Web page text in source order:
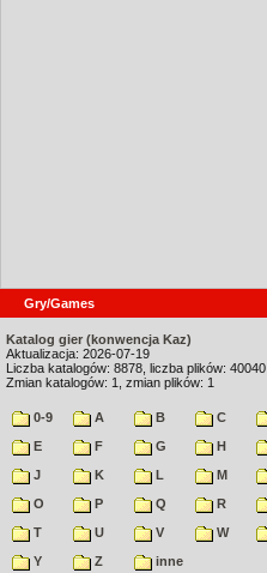
Gry/Games
Katalog gier (konwencja Kaz)
Aktualizacja: 2026-07-19
Liczba katalogów: 8878, liczba plików: 40040
Zmian katalogów: 1, zmian plików: 1
0-9 A B C
E
F G H
J
K L M
O
P Q R
T
U V W
Y
Z
inne